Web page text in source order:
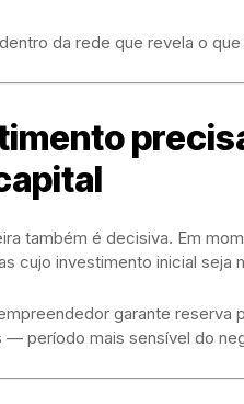
da rede que revela o
também é decisiva. Em
cujo investimento inicial seja
garante reserva
— período mais sensível do